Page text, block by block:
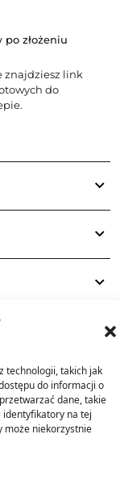
technologii, takich jak
do informacji o
dane, takie
identyfikatory na tej
może niekorzystnie
złożeniu
znajdziesz link
do